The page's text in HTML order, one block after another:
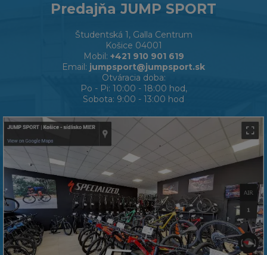
Predajňa JUMP SPORT
Študentská 1, Galla Centrum
Košice 04001
Mobil: +421 910 901 619
Email: jumpsport@jumpsport.sk
Otváracia doba:
Po - Pi: 10:00 - 18:00 hod,
Sobota: 9:00 - 13:00 hod